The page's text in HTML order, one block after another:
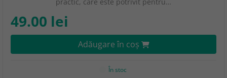
49.00 lei
Adăugare în coş
În stoc